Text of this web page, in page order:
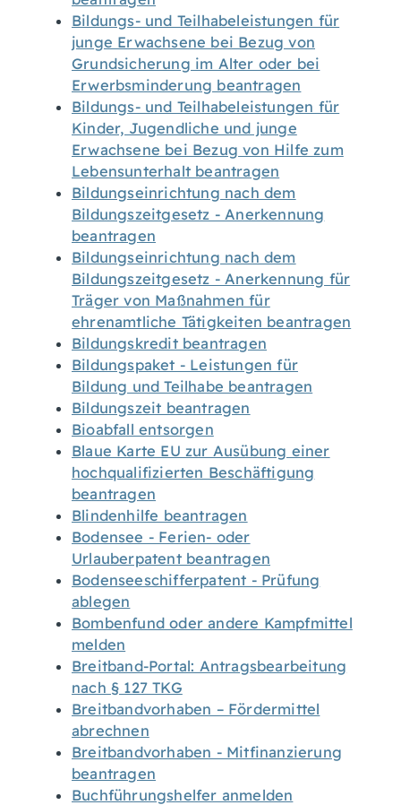
Bildungs- und Teilhabeleistungen für
junge Erwachsene bei Bezug von
Grundsicherung im Alter oder bei
Erwerbsminderung beantragen
Bildungs- und Teilhabeleistungen für
Kinder, Jugendliche und junge
Erwachsene bei Bezug von Hilfe zum
Lebensunterhalt beantragen
Bildungseinrichtung nach dem
Bildungszeitgesetz - Anerkennung
beantragen
Bildungseinrichtung nach dem
Bildungszeitgesetz - Anerkennung für
Träger von Maßnahmen für
ehrenamtliche Tätigkeiten beantragen
Bildungskredit beantragen
Bildungspaket - Leistungen für
Bildung und Teilhabe beantragen
Bildungszeit beantragen
Bioabfall entsorgen
Blaue Karte EU zur Ausübung einer
hochqualifizierten Beschäftigung
beantragen
Blindenhilfe beantragen
Bodensee - Ferien- oder
Urlauberpatent beantragen
Bodenseeschifferpatent - Prüfung
ablegen
Bombenfund oder andere Kampfmittel
melden
Breitband-Portal: Antragsbearbeitung
nach § 127 TKG
Breitbandvorhaben – Fördermittel
abrechnen
Breitbandvorhaben - Mitfinanzierung
beantragen
Buchführungshelfer anmelden